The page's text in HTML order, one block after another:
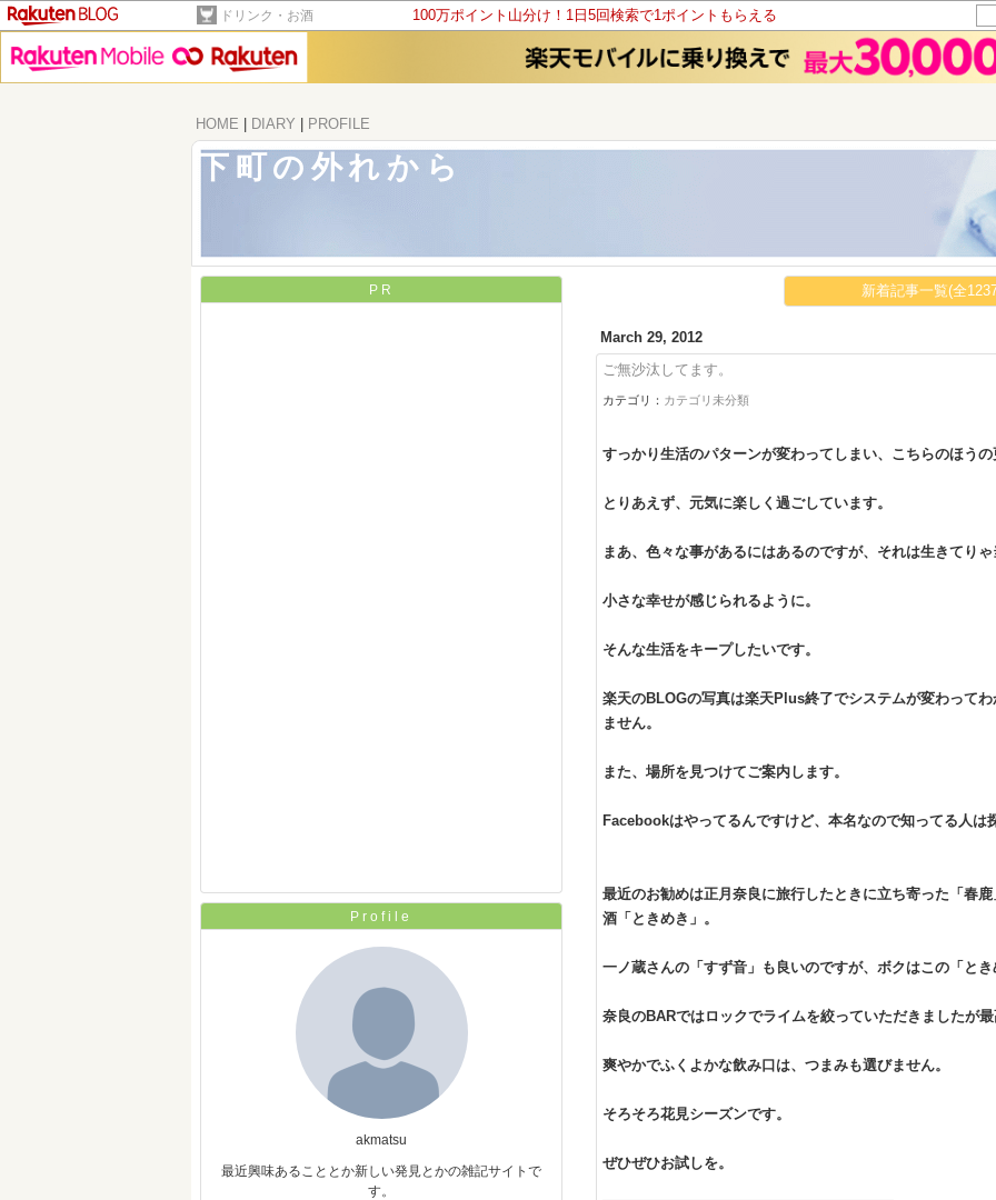
ドリンク・お酒 100万ポイント山分け！1日5回検索で1ポイントもらえる
HOME DIARY PROFILE
下町の外れから
PR
Profile
akmatsu
最近興味あることとか新しい発見とかの雑記サイトで
す。
新着記事一覧(全
March 29, 2012
ご無沙汰してます。
カテゴリ： カテゴリ未分類
すっかり生活のパターンが変わってしまい、こちらのほう
とりあえず、元気に楽しく過ごしています。
まあ、色々な事があるにはあるのですが、それは生きてり
小さな幸せが感じられるように。
そんな生活をキープしたいです。
楽天のBLOGの写真は楽天Plus終了でシステムが変わって
ません。
また、場所を見つけてご案内します。
Facebookはやってるんですけど、本名なので知ってる人は
最近のお勧めは正月奈良に旅行したときに立ち寄った「春
酒「ときめき」。
一ノ蔵さんの「すず音」も良いのですが、ボクはこの「と
奈良のBARではロックでライムを絞っていただきましたが
爽やかでふくよかな飲み口は、つまみも選びません。
そろそろ花見シーズンです。
ぜひぜひお試しを。